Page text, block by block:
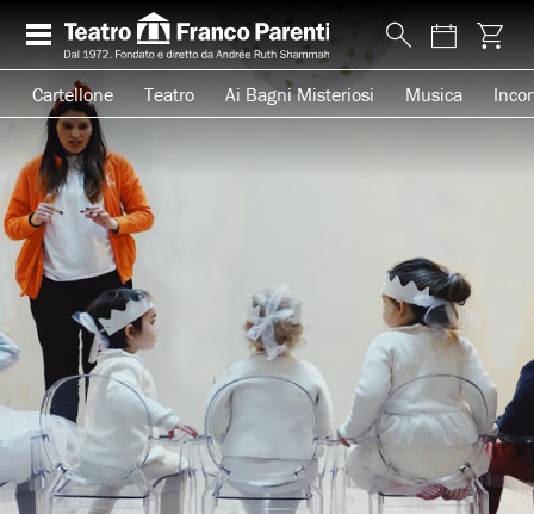
Cartellone Teatro Ai Bagni Misteriosi Musica